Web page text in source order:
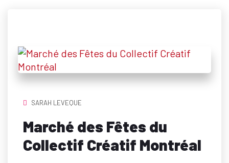
SARAH LEVEQUE
Marché des Fêtes du
Collectif Créatif Montréal